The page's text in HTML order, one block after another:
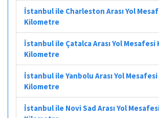
İstanbul ile Charleston Arası Yol
Kilometre
İstanbul ile Çatalca Arası Yol Mesafesi
Kilometre
İstanbul ile Yanbolu Arası Yol Mesafesi
Kilometre
İstanbul ile Novi Sad Arası Yol